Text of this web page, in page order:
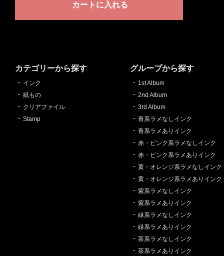
カテゴリーから探す
インク
紙もの
クリアファイル
Stamp
グループから探す
1st Album
2nd Album
3rd Album
青系ラメなしインク
青系ラメありインク
赤・ピンク系ラメなしインク
赤・ピンク系ラメありインク
黄・オレンジ系ラメなしインク
黄・オレンジ系ラメありインク
紫系ラメなしインク
紫系ラメありインク
緑系ラメなしインク
緑系ラメありインク
茶系ラメなしインク
茶系ラメありインク